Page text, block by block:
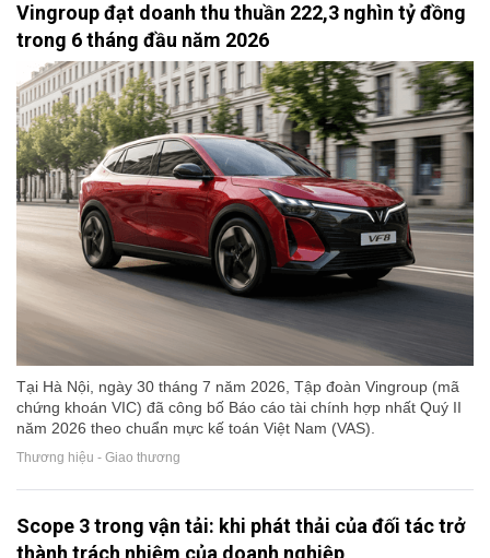
Vingroup đạt doanh thu thuần 222,3 nghìn tỷ đồng
trong 6 tháng đầu năm 2026
Tại Hà Nội, ngày 30 tháng 7 năm 2026, Tập đoàn Vingroup (mã
chứng khoán VIC) đã công bố Báo cáo tài chính hợp nhất Quý II
năm 2026 theo chuẩn mực kế toán Việt Nam (VAS).
Thương hiệu - Giao thương
Scope 3 trong vận tải: khi phát thải của đối tác trở
thành trách nhiệm của doanh nghiệp